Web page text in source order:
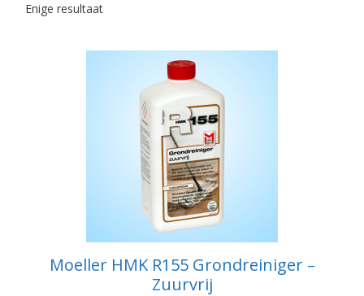
Enige resultaat
Moeller HMK R155 Grondreiniger –
Zuurvrij